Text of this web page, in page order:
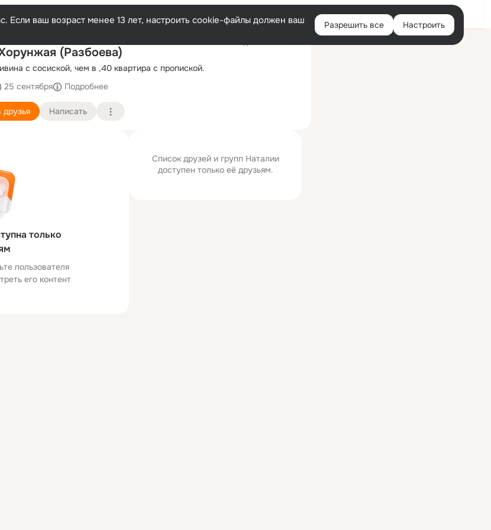
Войти
ваш возраст менее 13 лет, настроить cookie-файлы должен ваш
Разрешить все Настроить
(Разбоева)
с сосиской, чем в ,40 квартира с пропиской.
25 сентября Подробнее
друзья Написать
только
пользователя
его контент
Список друзей и групп Наталии
доступен только её друзьям.